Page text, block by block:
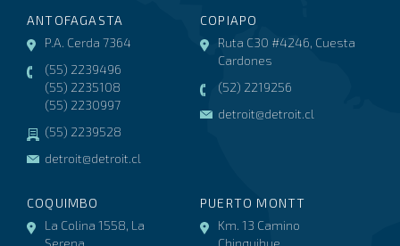
ANTOFAGASTA
P.A. Cerda 7364
(55) 2239496
(55) 2235108
(55) 2230997
(55) 2239528
detroit@detroit.cl
COPIAPO
Ruta C30 #4246, Cuesta
Cardones
(52) 2219256
detroit@detroit.cl
COQUIMBO
La Colina 1558, La
Serena
PUERTO MONTT
Km. 13 Camino
Chinquihue